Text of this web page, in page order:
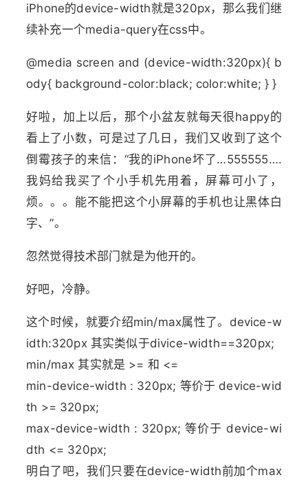
iPhone的device-width就是320px，那么我们继
续补充一个media-query在css中。
@media screen and (device-width:320px){ b
ody{ background-color:black; color:white; } }
好啦，加上以后，那个小盆友就每天很happy的
看上了小数，可是过了几日，我们又收到了这个
倒霉孩子的来信：“我的iPhone坏了…555555….
我妈给我买了个小手机先用着，屏幕可小了，
烦。。。能不能把这个小屏幕的手机也让黑体白
字、”。
忽然觉得技术部门就是为他开的。
好吧，冷静。
这个时候，就要介绍min/max属性了。device-w
idth:320px 其实类似于divice-width==320px;
min/max 其实就是 >= 和 <=
min-device-width : 320px; 等价于 device-wid
th >= 320px;
max-device-width : 320px; 等价于 device-wi
dth <= 320px;
明白了吧，我们只要在device-width前加个max